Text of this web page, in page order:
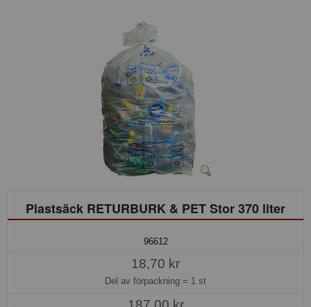
Plastsäck RETURBURK & PET Stor 370 liter
96612
18,70 kr
Del av förpackning = 1 st